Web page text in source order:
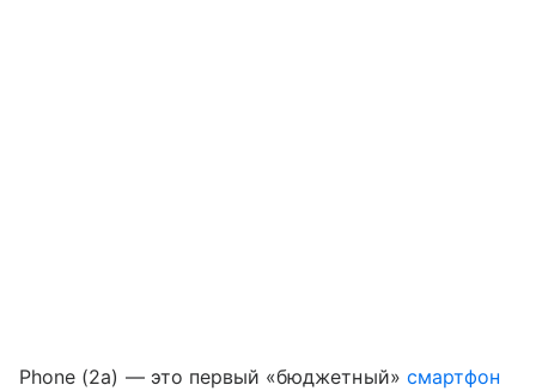
Phone (2a) — это первый «бюджетный» смартфон